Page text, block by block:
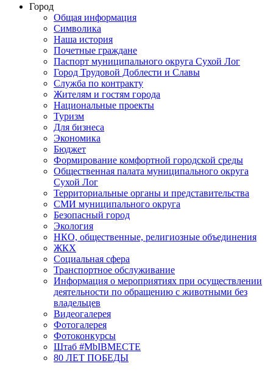
Город
Общая информация
Символика
Наша история
Почетные граждане
Паспорт муниципального округа Сухой Лог
Город Трудовой Доблести и Славы
Служба по контракту
Жителям и гостям города
Национальные проекты
Туризм
Для бизнеса
Экономика
Бюджет
Формирование комфортной городской среды
Общественная палата муниципального округа
Сухой Лог
Территориальные органы и представительства
СМИ муниципального округа
Безопасный город
Экология
НКО, общественные, религиозные объединения
ЖКХ
Социальная сфера
Транспортное обслуживание
Информация о мероприятиях при осуществлении
деятельности по обращению с животными без
владельцев
Видеогалерея
Фотогалерея
Фотоконкурсы
Штаб #MbIBMECTE
80 ЛЕТ ПОБЕДЫ